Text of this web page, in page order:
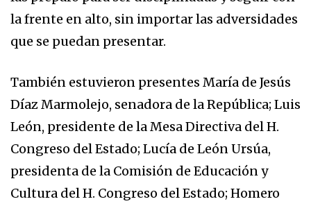
la frente en alto, sin importar las adversidades
que se puedan presentar.
También estuvieron presentes María de Jesús
Díaz Marmolejo, senadora de la República; Luis
León, presidente de la Mesa Directiva del H.
Congreso del Estado; Lucía de León Ursúa,
presidenta de la Comisión de Educación y
Cultura del H. Congreso del Estado; Homero